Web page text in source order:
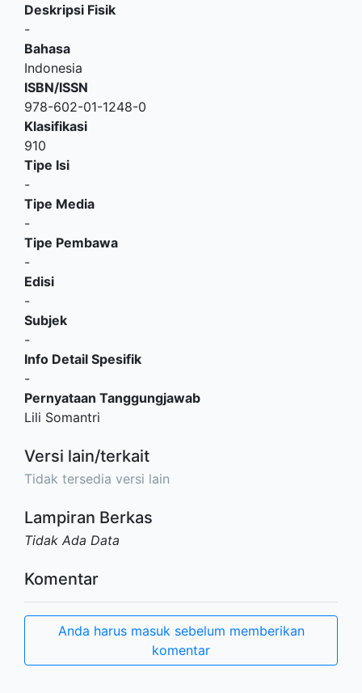
Deskripsi Fisik
-
Bahasa
Indonesia
ISBN/ISSN
978-602-01-1248-0
Klasifikasi
910
Tipe Isi
-
Tipe Media
-
Tipe Pembawa
-
Edisi
-
Subjek
-
Info Detail Spesifik
-
Pernyataan Tanggungjawab
Lili Somantri
Versi lain/terkait
Tidak tersedia versi lain
Lampiran Berkas
Tidak Ada Data
Komentar
Anda harus masuk sebelum memberikan
komentar